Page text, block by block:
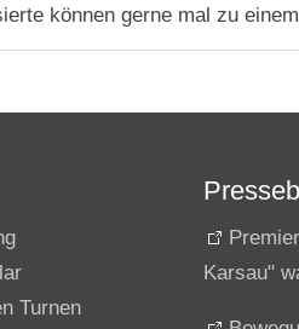
können gerne mal zu
Turnen
Karsau"